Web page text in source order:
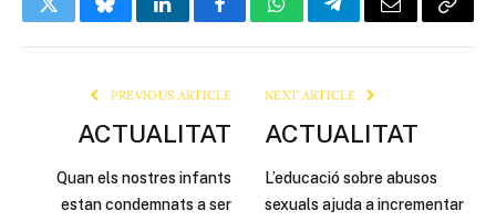
TwitterBlueskyLinkedInFacebookWhatsAppTelegramEmail Copy
PREVIOUS ARTICLE
ACTUALITAT
Quan els nostres infants
estan condemnats a ser
NEXT ARTICLE
ACTUALITAT
L’educació sobre abusos
sexuals ajuda a incrementar